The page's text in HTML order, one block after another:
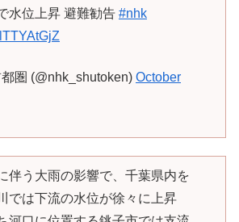
水位上昇 避難勧告 #nhk
圏 (@nhk_shutoken) October
伴う大雨の影響で、千葉県内を
では下流の水位が徐々に上昇